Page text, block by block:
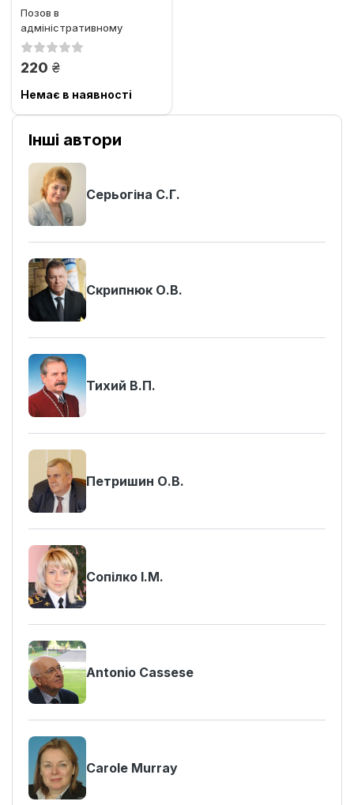
Позов в
адміністративному
судочинстві: теорія,
220 грн.
Немає в наявності
Інші автори
Серьогіна С.Г.
Скрипнюк О.В.
Тихий В.П.
Петришин О.В.
Сопілко І.М.
Antonio Cassese
Carole Murray